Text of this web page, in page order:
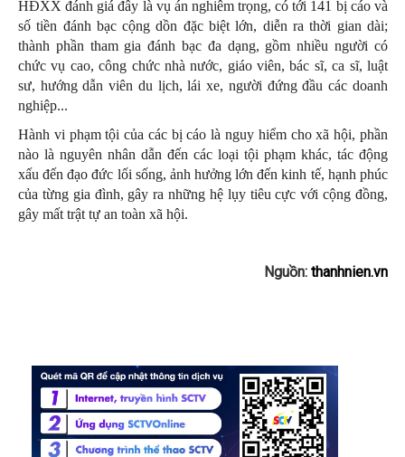
HĐXX đánh giá đây là vụ án nghiêm trọng, có tới 141 bị cáo và
số tiền đánh bạc cộng dồn đặc biệt lớn, diễn ra thời gian dài;
thành phần tham gia đánh bạc đa dạng, gồm nhiều người có
chức vụ cao, công chức nhà nước, giáo viên, bác sĩ, ca sĩ, luật
sư, hướng dẫn viên du lịch, lái xe, người đứng đầu các doanh
nghiệp...
Hành vi phạm tội của các bị cáo là nguy hiểm cho xã hội, phần
nào là nguyên nhân dẫn đến các loại tội phạm khác, tác động
xấu đến đạo đức lối sống, ảnh hưởng lớn đến kinh tế, hạnh phúc
của từng gia đình, gây ra những hệ lụy tiêu cực với cộng đồng,
gây mất trật tự an toàn xã hội.
Nguồn: thanhnien.vn